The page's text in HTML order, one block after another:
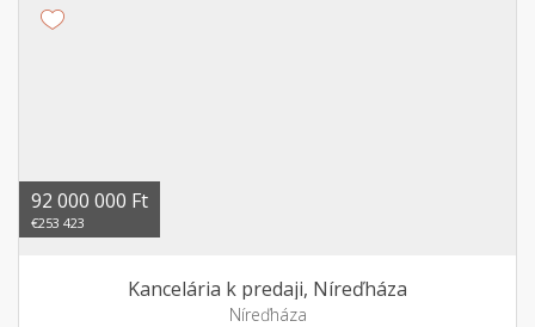
92 000 000 Ft
€253 423
Kancelária k predaji, Níreďháza
Níreďháza